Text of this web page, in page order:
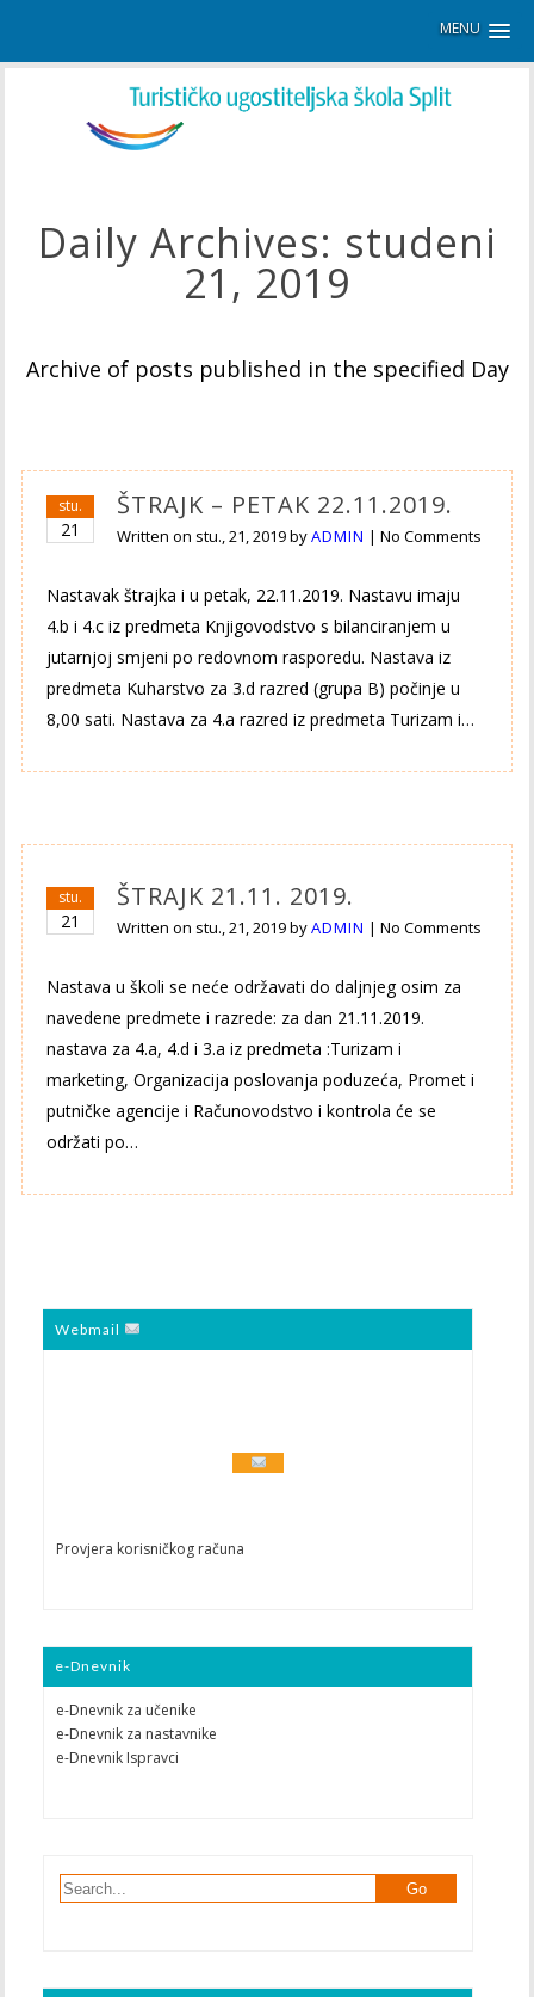
MENU
Daily Archives: studeni
21, 2019
Archive of posts published in the specified Day
stu.
21
ŠTRAJK – PETAK 22.11.2019.
Written on stu., 21, 2019byADMIN |No Comments
Nastavak štrajka i u petak, 22.11.2019. Nastavu imaju
4.b i 4.c iz predmeta Knjigovodstvo s bilanciranjem u
jutarnjoj smjeni po redovnom rasporedu. Nastava iz
predmeta Kuharstvo za 3.d razred (grupa B) počinje u
8,00 sati. Nastava za 4.a razred iz predmeta Turizam i…
stu.
21
ŠTRAJK 21.11. 2019.
Written on stu., 21, 2019byADMIN |No Comments
Nastava u školi se neće održavati do daljnjeg osim za
navedene predmete i razrede: za dan 21.11.2019.
nastava za 4.a, 4.d i 3.a iz predmeta :Turizam i
marketing, Organizacija poslovanja poduzeća, Promet i
putničke agencije i Računovodstvo i kontrola će se
održati po…
Webmail
Provjera korisničkog računa
e-Dnevnik
e-Dnevnik za učenike
e-Dnevnik za nastavnike
e-Dnevnik Ispravci